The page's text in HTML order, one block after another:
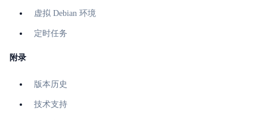
虚拟 Debian 环境
定时任务
附录
版本历史
技术支持